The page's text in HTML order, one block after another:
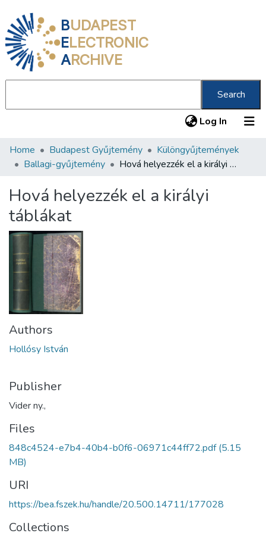
BUDAPEST
ELECTRONIC
ARCHIVE
Search
Log In (current)
Communities & Collections
Statistics
About us
Home Budapest Gyűjtemény
Különgyűjtemények
Ballagi-gyűjtemény
Hová helyezzék el a királyi táblákat
Hová helyezzék el a királyi
táblákat
Authors
Hollósy István
Publisher
Vider ny.,
Files
848c4524-e7b4-40b4-b0f6-06971c44ff72.pdf(5.15
MB)
URI
https://bea.fszek.hu/handle/20.500.14711/177028
Collections